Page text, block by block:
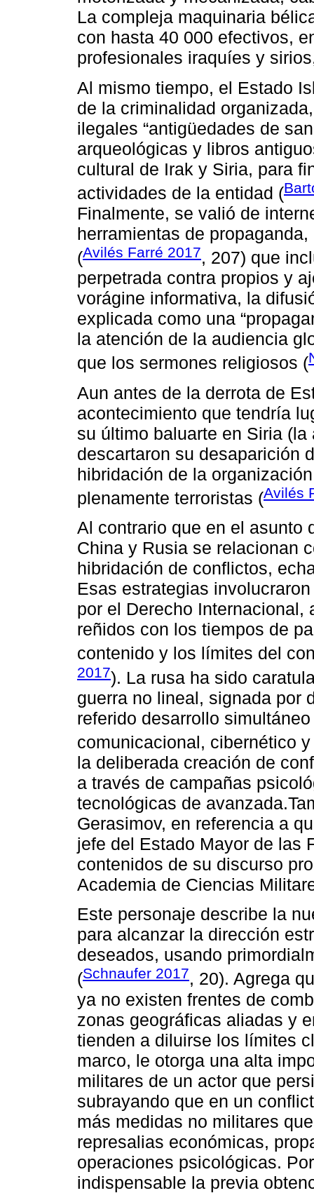
La compleja maquinaria
con hasta 40 000 efectivos,
profesionales iraquíes y
Al mismo tiempo, el Estado
de la criminalidad
ilegales “antigüedades de
arqueológicas y libros
cultural de Irak y Siria, para
actividades de la entidad (
Finalmente, se valió de
herramientas de
(Avilés Farré 2017, 207) que
perpetrada contra propios y
vorágine informativa, la
explicada como una
la atención de la audiencia
que los sermones religiosos (
Aun antes de la derrota de
acontecimiento que tendría
su último baluarte en Siria
descartaron su desaparición
hibridación de la
plenamente terroristas (Avilés
Al contrario que en el asunto
China y Rusia se relacionan
hibridación de conflictos,
Esas estrategias
por el Derecho
reñidos con los tiempos de
contenido y los límites del
2017). La rusa ha sido
guerra no lineal, signada por
referido desarrollo
comunicacional, cibernético
la deliberada creación de
a través de campañas
tecnológicas de
Gerasimov, en referencia a
jefe del Estado Mayor de las
contenidos de su discurso
Academia de Ciencias
Este personaje describe la
para alcanzar la dirección
deseados, usando
(Schnaufer 2017, 20). Agrega
ya no existen frentes de
zonas geográficas aliadas y
tienden a diluirse los límites
marco, le otorga una alta
militares de un actor que
subrayando que en un
más medidas no militares
represalias económicas,
operaciones psicológicas.
indispensable la previa